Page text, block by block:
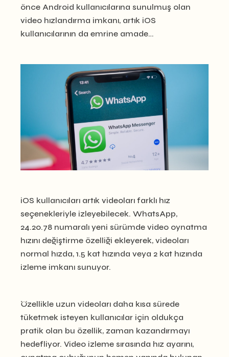
önce Android kullanıcılarına sunulmuş olan
video hızlandırma imkanı, artık iOS
kullanıcılarının da emrine amade…
iOS kullanıcıları artık videoları farklı hız
seçenekleriyle izleyebilecek. WhatsApp,
24.20.78 numaralı yeni sürümde video oynatma
hızını değiştirme özelliği ekleyerek, videoları
normal hızda, 1.5 kat hızında veya 2 kat hızında
izleme imkanı sunuyor.
Özellikle uzun videoları daha kısa sürede
tüketmek isteyen kullanıcılar için oldukça
pratik olan bu özellik, zaman kazandırmayı
hedefliyor. Video izleme sırasında hız ayarını,